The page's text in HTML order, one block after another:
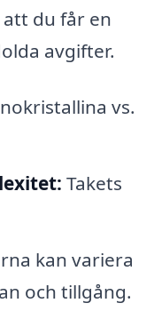
du får en
avgifter.
vs.
Takets
kan variera
och tillgång.